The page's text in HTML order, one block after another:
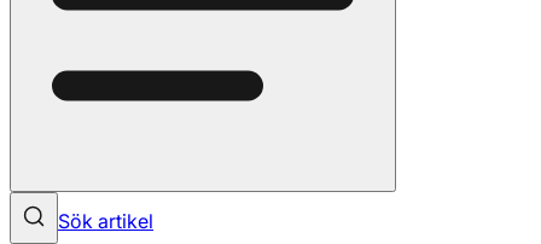
Sök artikel